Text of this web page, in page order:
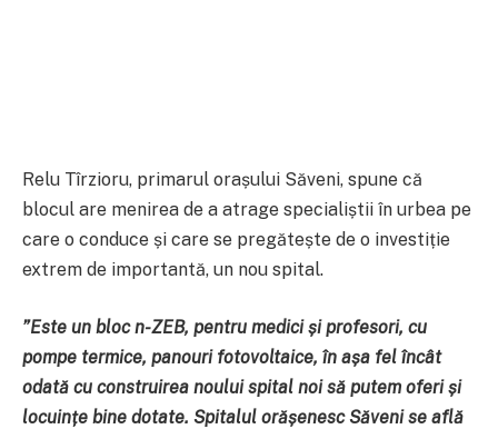
Relu Tîrzioru, primarul orașului Săveni, spune că
blocul are menirea de a atrage specialiștii în urbea pe
care o conduce și care se pregătește de o investiție
extrem de importantă, un nou spital.
”Este un bloc n-ZEB, pentru medici și profesori, cu
pompe termice, panouri fotovoltaice, în așa fel încât
odată cu construirea noului spital noi să putem oferi și
locuințe bine dotate. Spitalul orășenesc Săveni se află